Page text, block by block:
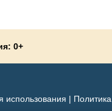
0+
использования |